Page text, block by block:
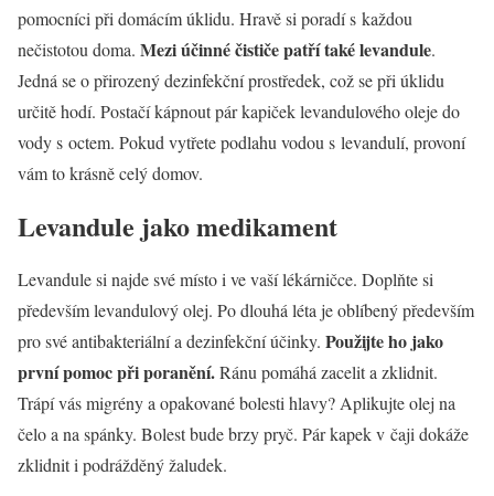
pomocníci při domácím úklidu. Hravě si poradí s každou
nečistotou doma. Mezi účinné čističe patří také levandule.
Jedná se o přirozený dezinfekční prostředek, což se při úklidu
určitě hodí. Postačí kápnout pár kapiček levandulového oleje do
vody s octem. Pokud vytřete podlahu vodou s levandulí, provoní
vám to krásně celý domov.
Levandule jako medikament
Levandule si najde své místo i ve vaší lékárničce. Doplňte si
především levandulový olej. Po dlouhá léta je oblíbený především
pro své antibakteriální a dezinfekční účinky. Použijte ho jako
první pomoc při poranění.Ránu pomáhá zacelit a zklidnit.
Trápí vás migrény a opakované bolesti hlavy? Aplikujte olej na
čelo a na spánky. Bolest bude brzy pryč. Pár kapek v čaji dokáže
zklidnit i podrážděný žaludek.